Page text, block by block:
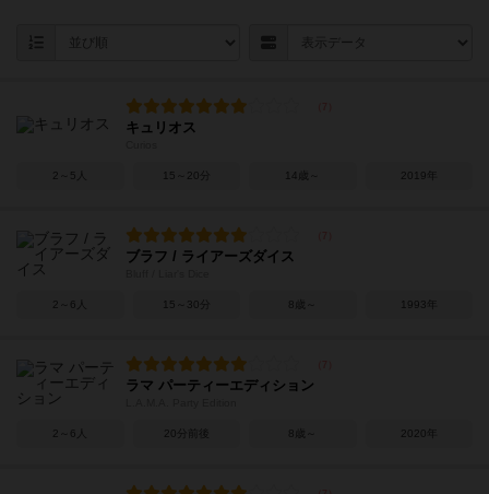
キュリオス
2～5人 15～20分 14歳～ 2019年
ブラフ / ライアーズダイス
2～6人 15～30分 8歳～ 1993年
ラマ パーティーエディション
2～6人 20分前後 8歳～ 2020年